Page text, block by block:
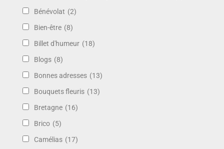
Bénévolat (2)
Bien-être (8)
Billet d'humeur (18)
Blogs (8)
Bonnes adresses (13)
Bouquets fleuris (13)
Bretagne (16)
Brico (5)
Camélias (17)